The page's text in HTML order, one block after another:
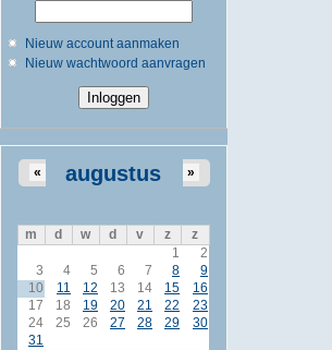
Nieuw account aanmaken
Nieuw wachtwoord aanvragen
augustus
« »
m d w d v z
z
1
2
3
4 5 6 7 8
9
10
11 12 13 14 15
16
17
18 19 20 21 22
23
24
25 26 27 28 29
30
31